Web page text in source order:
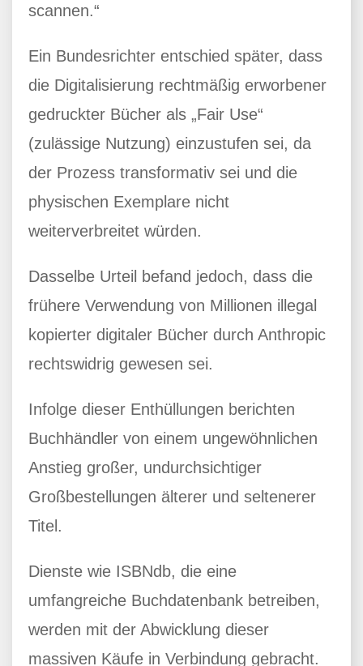
scannen.“
Ein Bundesrichter entschied später, dass
die Digitalisierung rechtmäßig erworbener
gedruckter Bücher als „Fair Use“
(zulässige Nutzung) einzustufen sei, da
der Prozess transformativ sei und die
physischen Exemplare nicht
weiterverbreitet würden.
Dasselbe Urteil befand jedoch, dass die
frühere Verwendung von Millionen illegal
kopierter digitaler Bücher durch Anthropic
rechtswidrig gewesen sei.
Infolge dieser Enthüllungen berichten
Buchhändler von einem ungewöhnlichen
Anstieg großer, undurchsichtiger
Großbestellungen älterer und seltenerer
Titel.
Dienste wie ISBNdb, die eine
umfangreiche Buchdatenbank betreiben,
werden mit der Abwicklung dieser
massiven Käufe in Verbindung gebracht.